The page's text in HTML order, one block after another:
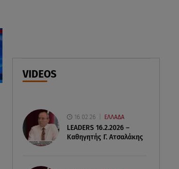
Κρήτη: Τουρίστας ρωτούσε
VIDEOS
16.02.26 ΕΛΛΑΔΑ
LEADERS 16.2.2026 –
Καθηγητής Γ. Ατσαλάκης